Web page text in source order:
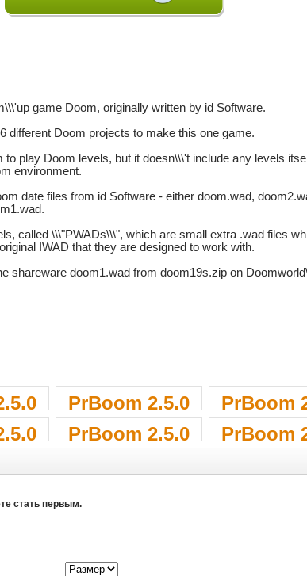
game Doom, originally written by id Software.
different Doom projects to make this one game.
play Doom levels, but it doesn\\\'t include any levels
environment.
date files from id Software - either doom.wad,
called \\\"PWADs\\\", which are small extra .wad files
IWAD that they are designed to work with.
shareware doom1.wad from doom19s.zip on
PrBoom 2.5.0 PrBoom
PrBoom 2.5.0 PrBoom
стать первым.